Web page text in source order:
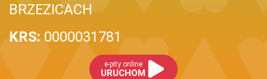
BRZEZICACH
KRS: 0000031781
e-pity online
URUCHOM